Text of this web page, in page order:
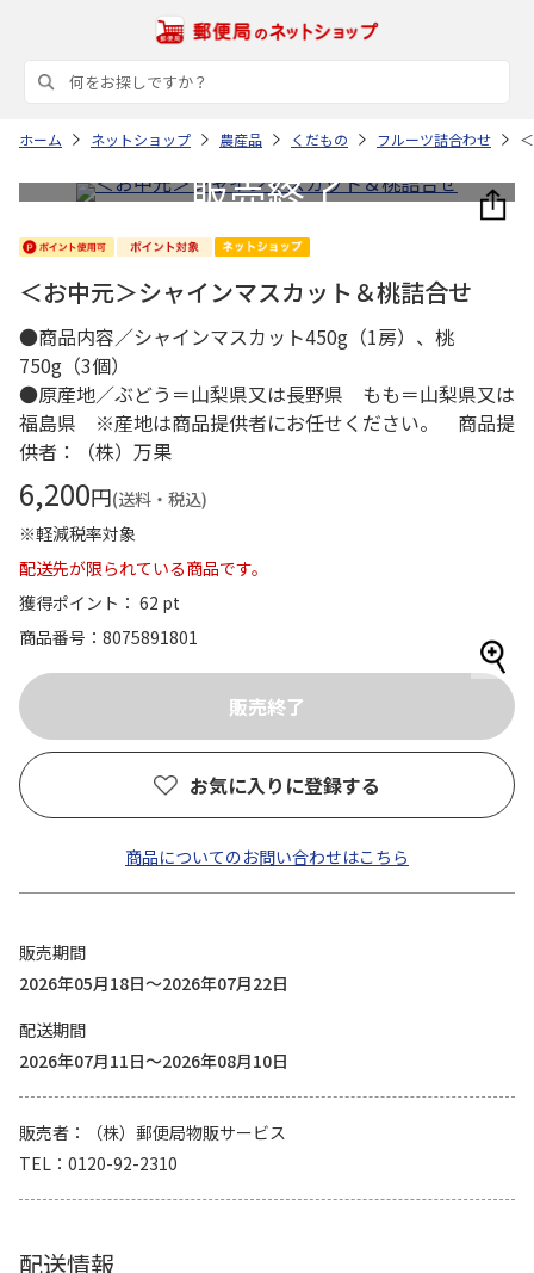
ホーム ネットショップ 農産品 くだもの フルーツ詰合わせ
＜お中元＞シャインマスカット＆桃詰合せ
●商品内容／シャインマスカット450g（1房）、桃
750g（3個）
●原産地／ぶどう＝山梨県又は長野県 もも＝山梨県又は
福島県 ※産地は商品提供者にお任せください。 商品提
供者：（株）万果
6,200円(送料・税込)
※軽減税率対象
配送先が限られている商品です。
獲得ポイント： 62 pt
商品番号
8075891801
お気に入りに登録する
商品についてのお問い合わせはこちら
販売期間
2026年05月18日～2026年07月22日
配送期間
2026年07月11日～2026年08月10日
販売者
（株）郵便局物販サービス
TEL
0120-92-2310
配送情報